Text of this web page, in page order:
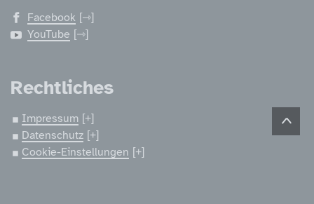
Facebook
YouTube
Rechtliches
Impressum
Datenschutz
Cookie-Einstellungen